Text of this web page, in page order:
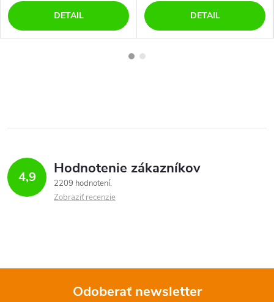
DETAIL DETAIL
4,9 Hodnotenie zákazníkov
2209 hodnotení
Zobraziť recenzie
Odoberať newsletter